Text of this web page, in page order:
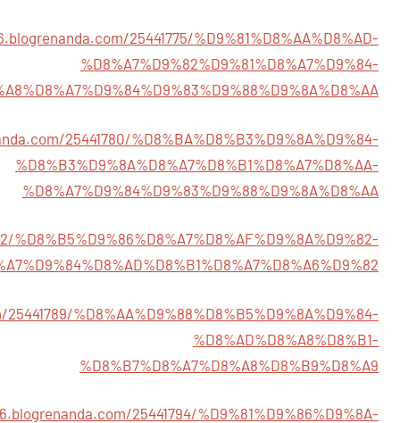
25441775/%D9%81%D8%AA%D8%AD-
%D8%A7%D9%82%D9%81%D8%A7%D9%84-
25441780/%D8%BA%D8%B3%D9%8A%D9%84-
%D8%B3%D9%8A%D8%A7%D8%B1%D8%A7%D8%AA-
%D8%A7%D9%84%D9%83%D9%88%D9%8A%D8%AA
%D8%AA%D9%88%D8%B5%D9%8A%D9%84-
%D8%AD%D8%A8%D8%B1-
%D8%B7%D8%A7%D8%A8%D8%B9%D8%A9
25441794/%D9%81%D9%86%D9%8A-